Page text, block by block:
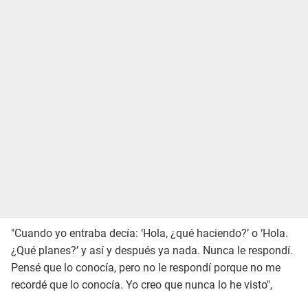
"Cuando yo entraba decía: ‘Hola, ¿qué haciendo?’ o ‘Hola.
¿Qué planes?’ y así y después ya nada. Nunca le respondí.
Pensé que lo conocía, pero no le respondí porque no me
recordé que lo conocía. Yo creo que nunca lo he visto",